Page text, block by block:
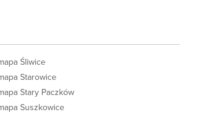
Śliwice
Starowice
Stary Paczków
Suszkowice